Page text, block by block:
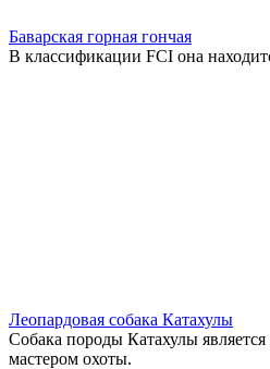
Баварская горная гончая
В классификации FCI она
Леопардовая собака Катахулы
Собака породы Катахулы
мастером охоты.